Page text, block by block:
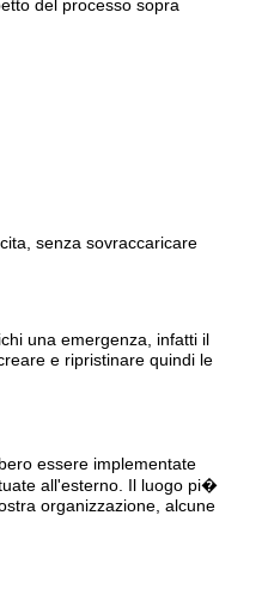
del processo sopra
senza sovraccaricare
una emergenza, infatti il
e ripristinare quindi le
essere implementate
all'esterno. Il luogo pi�
organizzazione, alcune